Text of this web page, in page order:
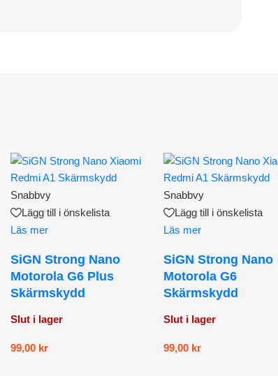
Snabbvy
Lägg till i önskelista
Läs mer
SiGN Strong Nano
Motorola G6 Plus
Skärmskydd
Slut i lager
99,00 kr
Snabbvy
Lägg till i önskelista
Läs mer
SiGN Strong Nano
Motorola G6
Skärmskydd
Slut i lager
99,00 kr